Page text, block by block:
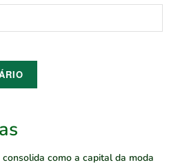
como a capital da moda